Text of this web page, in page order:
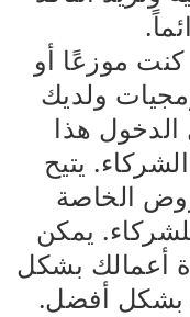
كنت موزعًا أو
ولديك
هذا
يتيح
الخاصة
يمكن
أعمالك بشكل
بشكل أفضل.